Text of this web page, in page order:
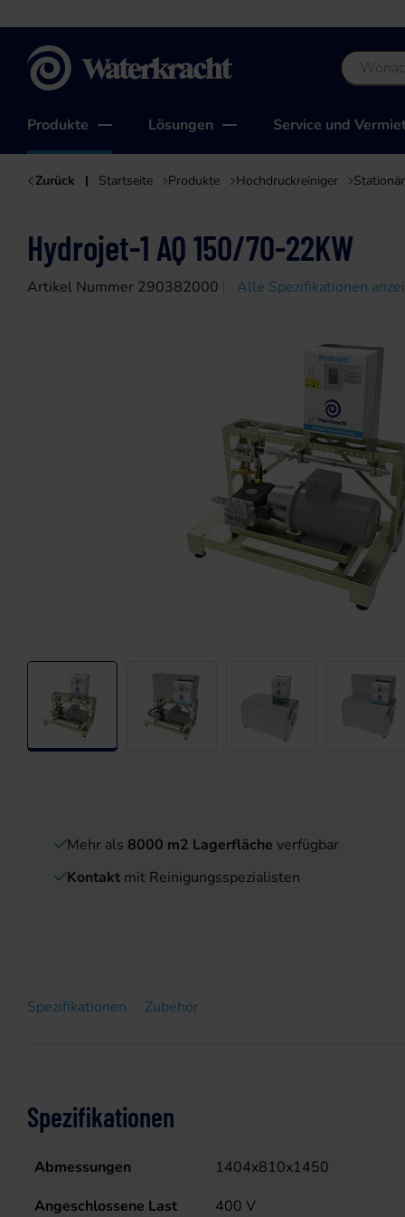
Produkte Lösungen Service und
Zurück Startseite Produkte Hochdruckreiniger
Hydrojet-1 AQ 150/70-22KW
Artikel Nummer 290382000 Alle Spezifikationen
Mehr als 8000 m2 Lagerfläche verfügbar
Kontakt mit Reinigungsspezialisten
Spezifikationen Zubehör
Spezifikationen
Abmessungen
1404x810x1450
Angeschlossene Last
400 V